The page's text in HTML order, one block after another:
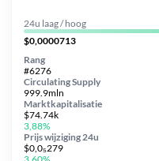
24u laag / hoog
$0,0000713
Circulating Supply
999.9mln
Prijs wijziging 24u
$0,0₅279
Marktkapitalisatie
$74.74k
3,88%
Rang
#6276